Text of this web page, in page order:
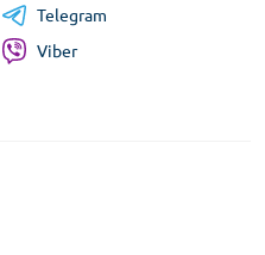
Telegram
Viber